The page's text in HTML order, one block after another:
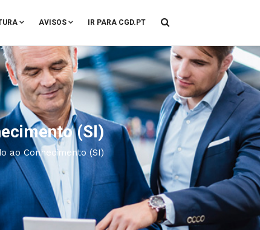
AVISOS IR PARA CGD.PT
(SI)
ao Conhecimento (SI)